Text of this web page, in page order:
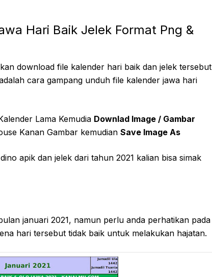
Hari Baik Jelek Format Png &
download file kalender hari baik dan jelek tersebut
cara gampang unduh file kalender jawa hari
Lama Kemudia Downlad Image / Gambar
Kanan Gambar kemudian Save Image As
apik dan jelek dari tahun 2021 kalian bisa simak
januari 2021, namun perlu anda perhatikan pada
hari tersebut tidak baik untuk melakukan hajatan.